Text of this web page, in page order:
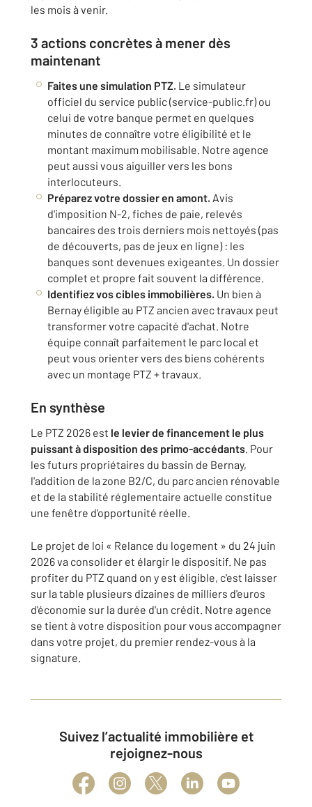
les mois à venir.
3 actions concrètes à mener dès
maintenant
Faites une simulation PTZ. Le simulateur
officiel du service public (service-public.fr) ou
celui de votre banque permet en quelques
minutes de connaître votre éligibilité et le
montant maximum mobilisable. Notre agence
peut aussi vous aiguiller vers les bons
interlocuteurs.
Préparez votre dossier en amont. Avis
d'imposition N-2, fiches de paie, relevés
bancaires des trois derniers mois nettoyés (pas
de découverts, pas de jeux en ligne) : les
banques sont devenues exigeantes. Un dossier
complet et propre fait souvent la différence.
Identifiez vos cibles immobilières. Un bien à
Bernay éligible au PTZ ancien avec travaux peut
transformer votre capacité d'achat. Notre
équipe connaît parfaitement le parc local et
peut vous orienter vers des biens cohérents
avec un montage PTZ + travaux.
En synthèse
Le PTZ 2026 est le levier de financement le plus
puissant à disposition des primo-accédants. Pour
les futurs propriétaires du bassin de Bernay,
l'addition de la zone B2/C, du parc ancien rénovable
et de la stabilité réglementaire actuelle constitue
une fenêtre d'opportunité réelle.
Le projet de loi « Relance du logement » du 24 juin
2026 va consolider et élargir le dispositif. Ne pas
profiter du PTZ quand on y est éligible, c'est laisser
sur la table plusieurs dizaines de milliers d'euros
d'économie sur la durée d'un crédit. Notre agence
se tient à votre disposition pour vous accompagner
dans votre projet, du premier rendez-vous à la
signature.
Suivez l’actualité immobilière et
rejoignez-nous